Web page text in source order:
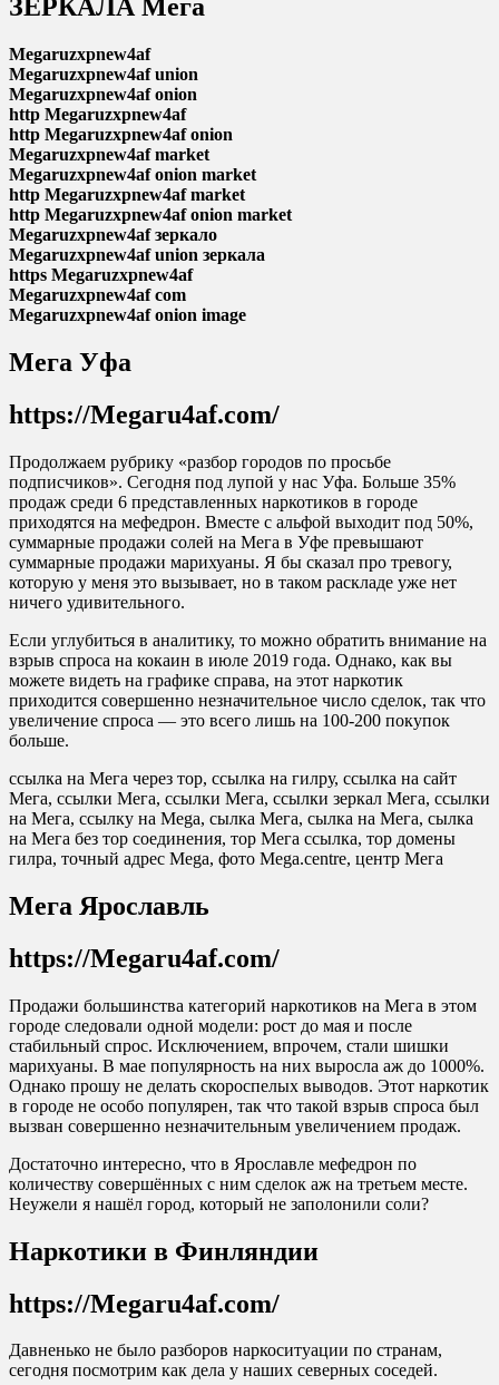
ЗЕРКАЛА Мега
Megaruzxpnew4af
Megaruzxpnew4af union
Megaruzxpnew4af onion
http Megaruzxpnew4af
http Megaruzxpnew4af onion
Megaruzxpnew4af market
Megaruzxpnew4af onion market
http Megaruzxpnew4af market
http Megaruzxpnew4af onion market
Megaruzxpnew4af зеркало
Megaruzxpnew4af union зеркала
https Megaruzxpnew4af
Megaruzxpnew4af com
Megaruzxpnew4af onion image
Мега Уфа
https://Megaru4af.com/
Продолжаем рубрику «разбор городов по просьбе
подписчиков». Сегодня под лупой у нас Уфа. Больше 35%
продаж среди 6 представленных наркотиков в городе
приходятся на мефедрон. Вместе с альфой выходит под 50%,
суммарные продажи солей на Мега в Уфе превышают
суммарные продажи марихуаны. Я бы сказал про тревогу,
которую у меня это вызывает, но в таком раскладе уже нет
ничего удивительного.
Если углубиться в аналитику, то можно обратить внимание на
взрыв спроса на кокаин в июле 2019 года. Однако, как вы
можете видеть на графике справа, на этот наркотик
приходится совершенно незначительное число сделок, так что
увеличение спроса — это всего лишь на 100-200 покупок
больше.
ссылка на Мега через тор, ссылка на гилру, ссылка на сайт
Мега, ссылки Мега, ссылки Мега, ссылки зеркал Мега, ссылки
на Мега, ссылку на Mega, сылка Мега, сылка на Мега, сылка
на Мега без тор соединения, тор Мега ссылка, тор домены
гилра, точный адрес Mega, фото Mega.centre, центр Мега
Мега Ярославль
https://Megaru4af.com/
Продажи большинства категорий наркотиков на Мега в этом
городе следовали одной модели: рост до мая и после
стабильный спрос. Исключением, впрочем, стали шишки
марихуаны. В мае популярность на них выросла аж до 1000%.
Однако прошу не делать скороспелых выводов. Этот наркотик
в городе не особо популярен, так что такой взрыв спроса был
вызван совершенно незначительным увеличением продаж.
Достаточно интересно, что в Ярославле мефедрон по
количеству совершённых с ним сделок аж на третьем месте.
Неужели я нашёл город, который не заполонили соли?
Наркотики в Финляндии
https://Megaru4af.com/
Давненько не было разборов наркоситуации по странам,
сегодня посмотрим как дела у наших северных соседей.